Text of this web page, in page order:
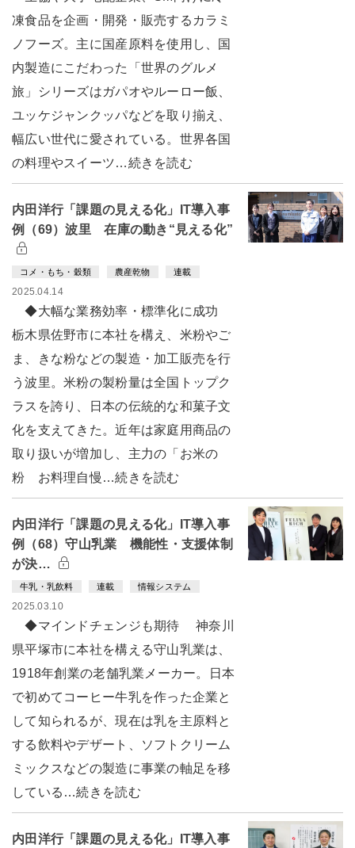
凍食品を企画・開発・販売するカラミ
ノフーズ。主に国産原料を使用し、国
内製造にこだわった「世界のグルメ
旅」シリーズはガパオやルーロー飯、
ユッケジャンクッパなどを取り揃え、
幅広い世代に愛されている。世界各国
の料理やスイーツ…続きを読む
内田洋行「課題の見える化」IT導入事
例（69）波里 在庫の動き“見える化”
コメ・もち・穀類 農産乾物 連載
2025.04.14
◆大幅な業務効率・標準化に成功
栃木県佐野市に本社を構え、米粉やご
ま、きな粉などの製造・加工販売を行
う波里。米粉の製粉量は全国トップク
ラスを誇り、日本の伝統的な和菓子文
化を支えてきた。近年は家庭用商品の
取り扱いが増加し、主力の「お米の
粉 お料理自慢…続きを読む
内田洋行「課題の見える化」IT導入事
例（68）守山乳業 機能性・支援体制
が決…
牛乳・乳飲料 連載 情報システム
2025.03.10
◆マインドチェンジも期待 神奈川
県平塚市に本社を構える守山乳業は、
1918年創業の老舗乳業メーカー。日本
で初めてコーヒー牛乳を作った企業と
して知られるが、現在は乳を主原料と
する飲料やデザート、ソフトクリーム
ミックスなどの製造に事業の軸足を移
している…続きを読む
内田洋行「課題の見える化」IT導入事